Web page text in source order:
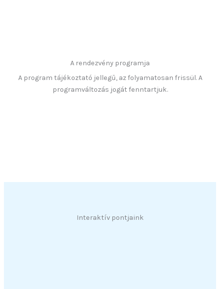
A rendezvény programja
A program tájékoztató jellegű, az folyamatosan frissül. A
programváltozás jogát fenntartjuk.
Interaktív pontjaink